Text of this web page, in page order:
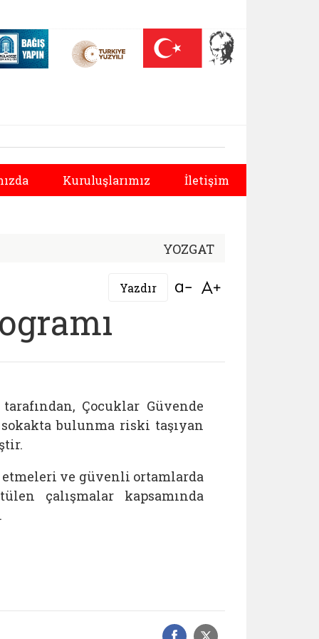
sekmede açılır)
On Yılı (yeni sekmede açılır)
Darülaceze bağış sayfası (yeni sekmede açılır)
Kuruluşlarımız İletişim
Sonraki
YOZGAT
Yazdır Bağlantıyı aç
Çocuklar Güvende
bulunma riski taşıyan
etmeleri ve güvenli ortamlarda
çalışmalar kapsamında